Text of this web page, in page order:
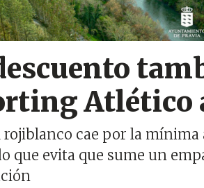
Atlético
cae por la
que evita que sume un